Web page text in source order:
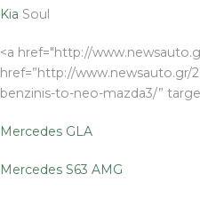
Kia Soul
<a href="http://
href=”http://www.newsauto.gr/
benzinis-to-neo-mazda3/”
Mercedes GLA
Mercedes S63 AMG